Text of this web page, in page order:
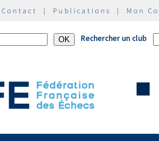
Contact | Publications | Mon
Rechercher un club